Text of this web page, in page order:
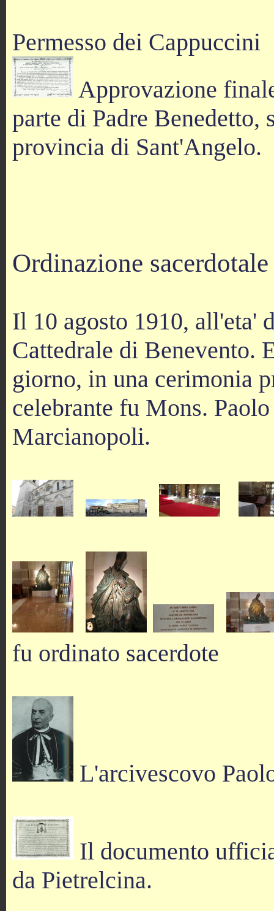
Permesso dei Cappuccini
Approvazione
parte di Padre
provincia di Sant'Angelo.
Ordinazione
Il 10 agosto 1910, all'eta'
Cattedrale di Benevento.
giorno, in una cerimonia
celebrante fu Mons.
Marcianopoli.
fu ordinato sacerdote
L'arcivescovo
Il documento
da Pietrelcina.